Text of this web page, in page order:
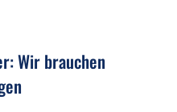
Wir brauchen